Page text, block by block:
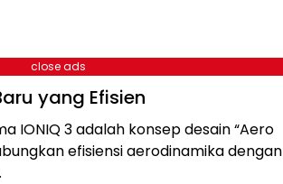
close ads
yang Efisien
IONIQ 3 adalah konsep desain “Aero
efisiensi aerodinamika dengan